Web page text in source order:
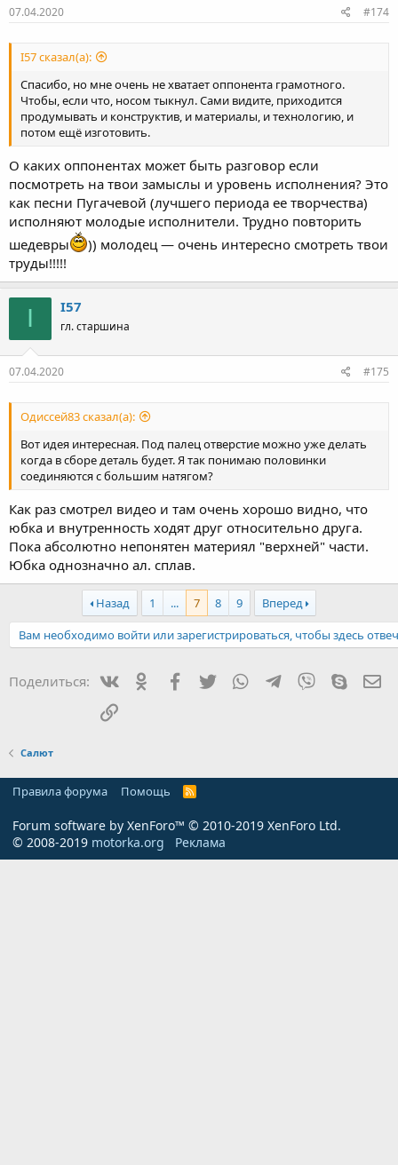
07.04.2020 #174
I57 сказал(а):
Спасибо, но мне очень не хватает оппонента грамотного.
Чтобы, если что, носом тыкнул. Сами видите, приходится
продумывать и конструктив, и материалы, и технологию, и
потом ещё изготовить.
О каких оппонентах может быть разговор если
посмотреть на твои замыслы и уровень исполнения? Это
как песни Пугачевой (лучшего периода ее творчества)
исполняют молодые исполнители. Трудно повторить
шедевры
)) молодец — очень интересно смотреть твои
труды!!!!!
I I57
гл. старшина
07.04.2020 #175
Одиссей83 сказал(а):
Вот идея интересная. Под палец отверстие можно уже делать
когда в сборе деталь будет. Я так понимаю половинки
соединяются с большим натягом?
Как раз смотрел видео и там очень хорошо видно, что
юбка и внутренность ходят друг относительно друга.
Пока абсолютно непонятен материял "верхней" части.
Юбка однозначно ал. сплав.
Назад 1 ... 7 8 9
Вперед
Вам необходимо войти или зарегистрироваться, чтобы здесь
Поделиться: ВконтактеОдноклассники
Facebook
TwitterWhatsAppTelegram
Viber Skype
Ссылка
Салют
Правила форума Помощь
R
Forum software by XenForo™ © 2010-2019 XenForo Ltd.
© 2008-2019 motorka.org Реклама